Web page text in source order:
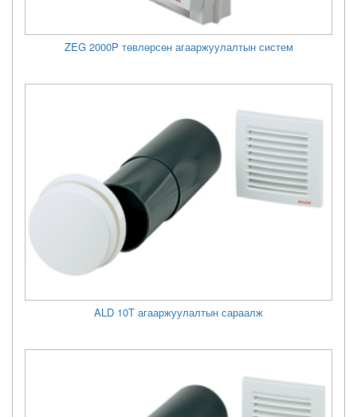
ZEG 2000P төвлөрсөн агааржуулалтын систем
ALD 10T агааржуулалтын сараалж